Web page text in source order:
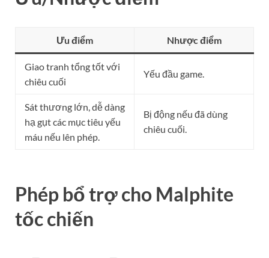
Ưu điểm Nhược điểm
Giao tranh tổng tốt với
chiêu cuối
Yếu đầu game.
Sát thương lớn, dễ dàng
hạ gụt các mục tiêu yếu
máu nếu lên phép.
Bị động nếu đã dùng
chiêu cuối.
Phép bổ trợ cho Malphite
tốc chiến